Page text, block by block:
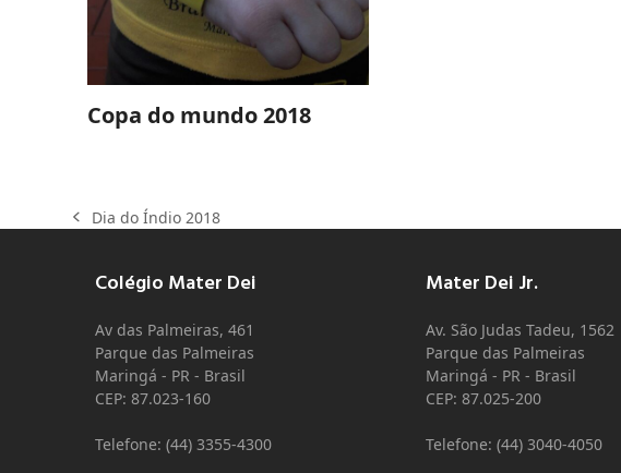
Copa do mundo 2018
Dia do Índio 2018
Colégio Mater Dei
Av das Palmeiras, 461
Parque das Palmeiras
Maringá - PR - Brasil
CEP: 87.023-160
Telefone: (44) 3355-4300
Mater Dei Jr.
Av. São Judas Tadeu, 1562
Parque das Palmeiras
Maringá - PR - Brasil
CEP: 87.025-200
Telefone: (44) 3040-4050